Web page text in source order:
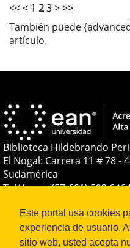
Este portal usa cookies
experiencia de usuario.
sitio web, usted acepta
<<< 1 23>>>
También puede
artículo.
Biblioteca Hildebrando
El Nogal: Carrera 11 # 78 -
Sudamérica
Teléfono:+(57-601) 593